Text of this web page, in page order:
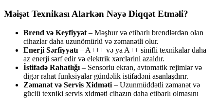
Məişət Texnikası Alarkən Nəyə Diqqət Etməli?
Brend və Keyfiyyət – Məşhur və etibarlı brendlərdən olan
cihazlar daha uzunömürlü və zəmanətli olur.
Enerji Sərfiyyatı – A+++ və ya A++ sinifli texnikalar daha
az enerji sərf edir və elektrik xərclərini azaldır.
İstifadə Rahatlığı – Sensorlu ekran, avtomatik rejimlər və
digər rahat funksiyalar gündəlik istifadəni asanlaşdırır.
Zəmanət və Servis Xidməti – Uzunmüddətli zəmanət və
güclü texniki servis xidməti cihazın daha etibarlı olmasını